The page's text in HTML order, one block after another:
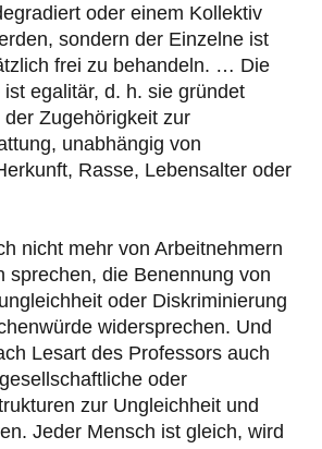
oder einem Kollektiv
sondern der Einzelne ist
frei zu behandeln. … Die
egalitär, d. h. sie gründet
Zugehörigkeit zur
unabhängig von
Rasse, Lebensalter oder
nicht mehr von Arbeitnehmern
sprechen, die Benennung von
oder Diskriminierung
widersprechen. Und
Lesart des Professors auch
oder
zur Ungleichheit und
Jeder Mensch ist gleich, wird